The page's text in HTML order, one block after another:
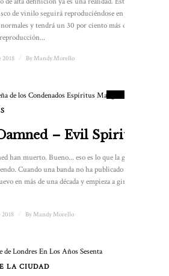
de vinilo seguirá reproduciéndose en
y tendrá un 30 por ciento más de
2018 By Mandy Morello
PUNTUACIÓN
– Evil Spirits
han muerto. Bueno... eso es lo que la gente ha
Cuando una banda no ha publicado
en más de una década y empieza a girar para
2018 By Mandy Morello
LA CIUDAD